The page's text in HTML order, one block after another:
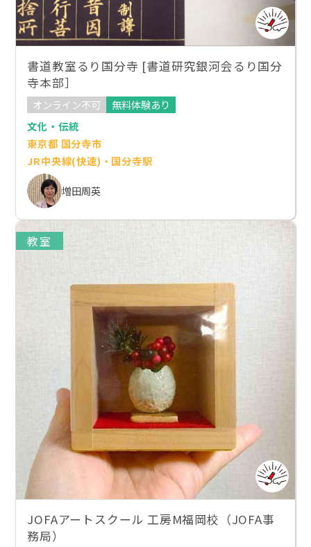
書道教室るり国分寺 [書道研究銀河会るり国分
寺本部］
オンライン不可
無料体験あり
文化・伝統
東京都 国分寺市
JR中央線(快速)・国分寺駅
増田周英
教室
JOFAアートスクール 工房M福岡校（JOFA事
務局）